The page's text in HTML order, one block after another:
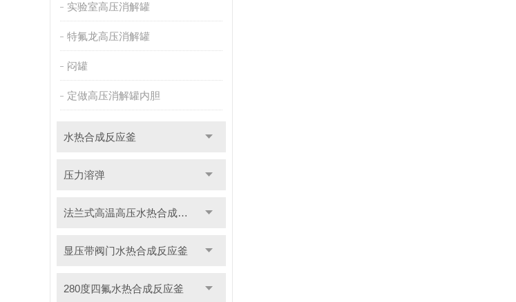
实验室高压消解罐
特氟龙高压消解罐
闷罐
定做高压消解罐内胆
水热合成反应釜
压力溶弹
法兰式高温高压水热合成反应釜
显压带阀门水热合成反应釜
280度四氟水热合成反应釜